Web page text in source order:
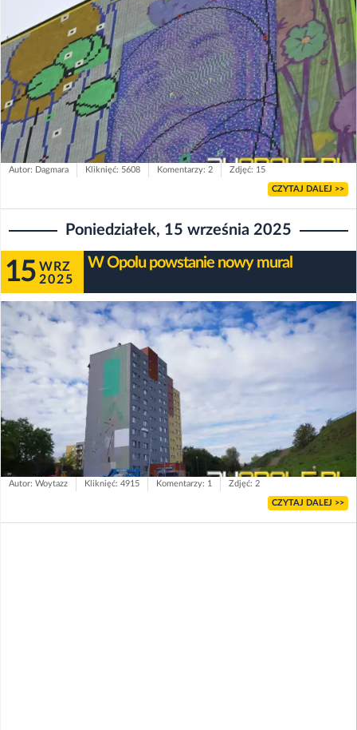
Autor: Dagmara Kliknięć: 5608 Komentarzy: 2 Zdjęć: 15
CZYTAJ DALEJ >>
Poniedziałek, 15 września 2025
15 WRZ
2025
W Opolu powstanie nowy mural
Autor: Woytazz Kliknięć: 4915 Komentarzy: 1 Zdjęć: 2
CZYTAJ DALEJ >>